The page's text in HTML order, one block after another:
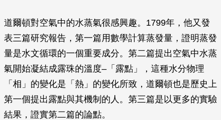
道爾頓對空氣中的水蒸氣很感興趣。1799年，他又發
表三篇研究報告，第一篇用數學計算蒸發量，證明蒸發
量是水文循環的一個重要成分。第二篇提出空氣中水蒸
氣開始凝結成露珠的溫度–「露點」，這種水分物理
「相」的變化是「熱」的變化所致，道爾頓也是歷史上
第一個提出露點與其機制的人。第三篇是以更多的實驗
結果，證實第二篇的論點。